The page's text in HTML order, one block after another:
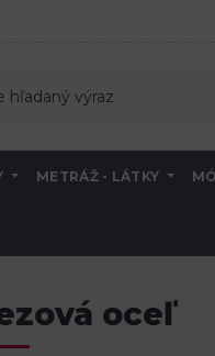
METRÁŽ - LÁTKY
oceľ